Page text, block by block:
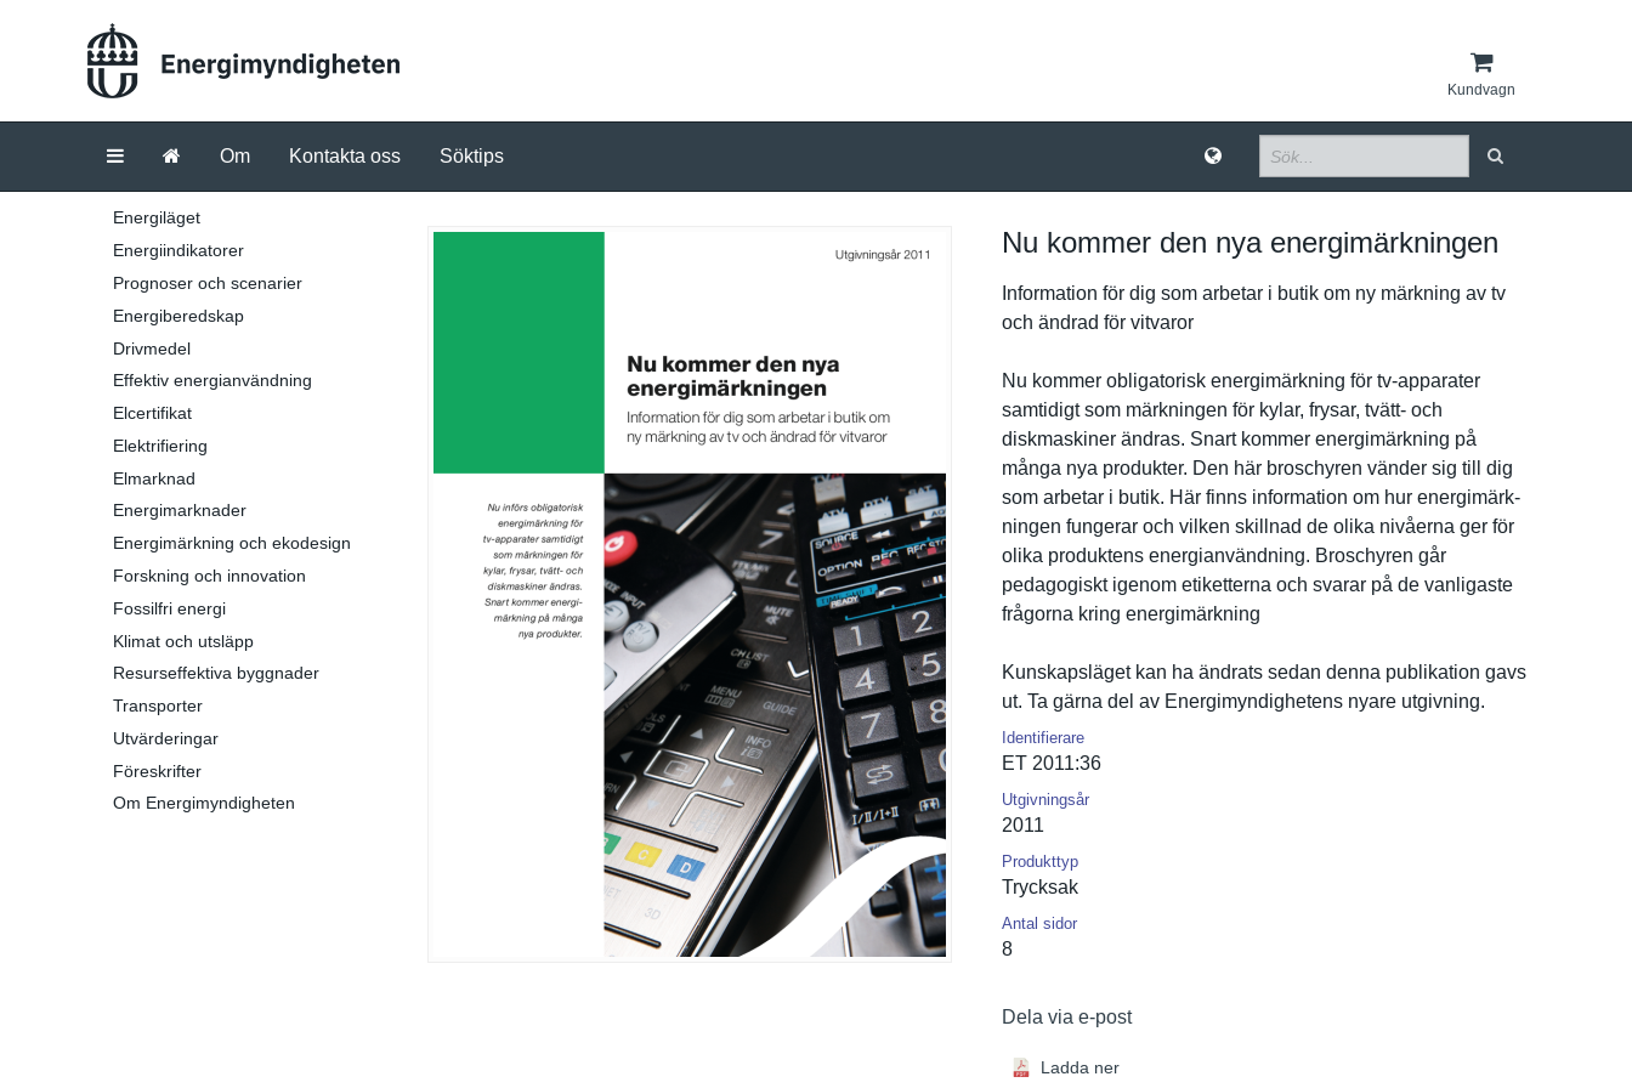
Kundvagn
Om Kontakta oss Söktips
Energiläget
Energiindikatorer
Prognoser och scenarier
Energiberedskap
Drivmedel
Effektiv energianvändning
Elcertifikat
Elektrifiering
Elmarknad
Energimarknader
Energimärkning och ekodesign
Forskning och innovation
Fossilfri energi
Klimat och utsläpp
Resurseffektiva byggnader
Transporter
Utvärderingar
Föreskrifter
Om Energimyndigheten
Nu kommer den nya energimärkningen
Informatio­n för dig som arbetar i butik om ny märkning av tv
och ändrad för vitvaror
Nu kommer obligatori­sk energimärk­ning för tv-apparater
samtidigt som märkningen för kylar, frysar, tvätt- och
diskmaskin­er ändras. Snart kommer energimärk­ning på
många nya produkter. Den här broschyren vänder sig till dig
som arbetar i butik. Här finns informatio­n om hur energimärk­
ningen fungerar och vilken skillnad de olika nivåerna ger för
olika produktens energianvä­ndning. Broschyren går
pedagogisk­t igenom etikettern­a och svarar på de vanligaste
frågorna kring energimärk­ning
Kunskapslä­get kan ha ändrats sedan denna publikatio­n gavs
ut. Ta gärna del av Energimynd­ighetens nyare utgivning.
Identifierare
ET 2011:36
Utgivningsår
2011
Produkttyp
Trycksak
Antal sidor
8
Dela via e-post
Ladda ner